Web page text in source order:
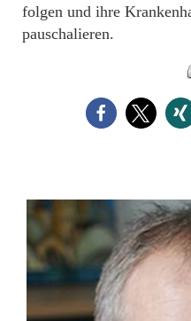
folgen und ihre
pauschalieren.